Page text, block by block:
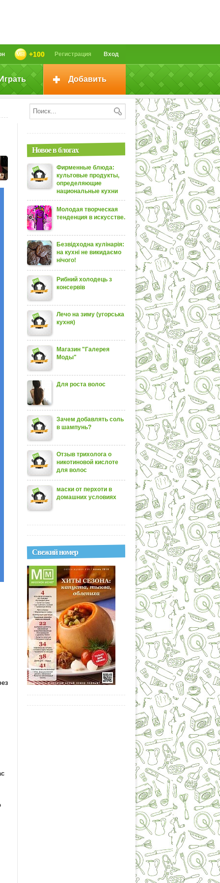
Вход
Регистрация
+100
Добавить
Новое в блогах
Фирменные блюда:
культовые продукты,
определяющие
национальные кухни
Молодая творческая
тенденция в искусстве.
Безвідходна кулінарія:
на кухні не викидаємо
нічого!
Рибний холодець з
консервів
Лечо на зиму (угорська
кухня)
Магазин "Галерея
Моды"
Для роста волос
Зачем добавлять соль
в шампунь?
Отзыв трихолога о
никотиновой кислоте
для волос
маски от перхоти в
домашних условиях
Свежий номер